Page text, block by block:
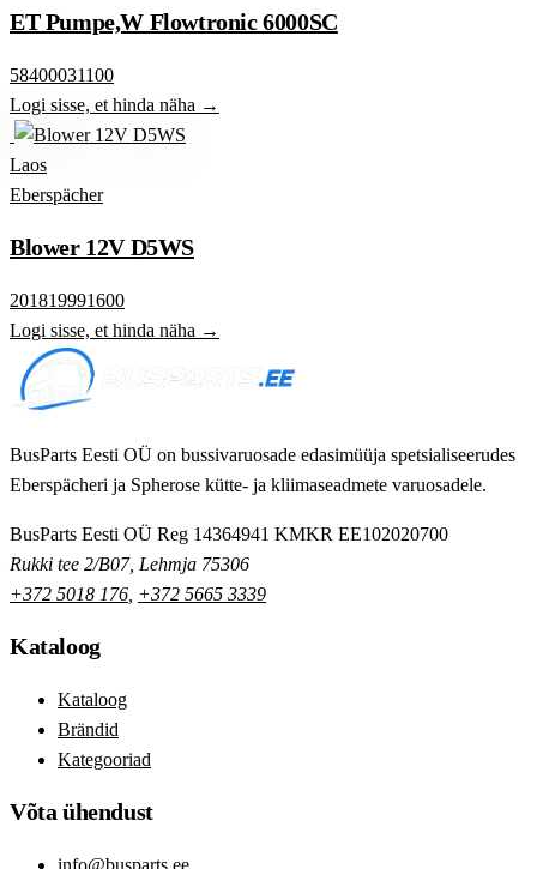
ET Pumpe,W Flowtronic 6000SC
58400031100
Logi sisse, et hinda näha →
Laos
Eberspächer
Blower 12V D5WS
201819991600
Logi sisse, et hinda näha →
BusParts Eesti OÜ on bussivaruosade edasimüüja spetsialiseerudes
Eberspächeri ja Spherose kütte- ja kliimaseadmete varuosadele.
BusParts Eesti OÜ Reg 14364941 KMKR EE102020700
Rukki tee 2/B07, Lehmja 75306
+372 5018 176 +372 5665 3339
Kataloog
Kataloog
Brändid
Kategooriad
Võta ühendust
info@busparts.ee